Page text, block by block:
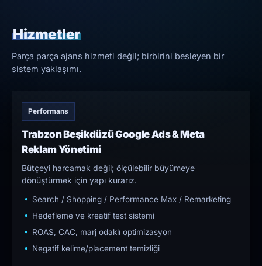
Hizmetler
Parça parça ajans hizmeti değil; birbirini besleyen bir
sistem yaklaşımı.
Performans
Trabzon Beşikdüzü Google Ads & Meta
Reklam Yönetimi
Bütçeyi harcamak değil; ölçülebilir büyümeye
dönüştürmek için yapı kurarız.
Search / Shopping / Performance Max / Remarketing
Hedefleme ve kreatif test sistemi
ROAS, CAC, marj odaklı optimizasyon
Negatif kelime/placement temizliği